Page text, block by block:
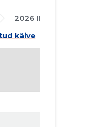
2026 II
käive